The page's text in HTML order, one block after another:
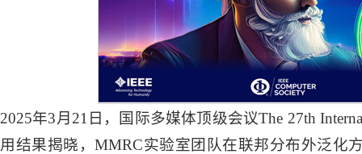
2025年3月21日，国际多媒体顶级会议The 27th
用结果揭晓，MMRC实验室团队在联邦分布外泛化